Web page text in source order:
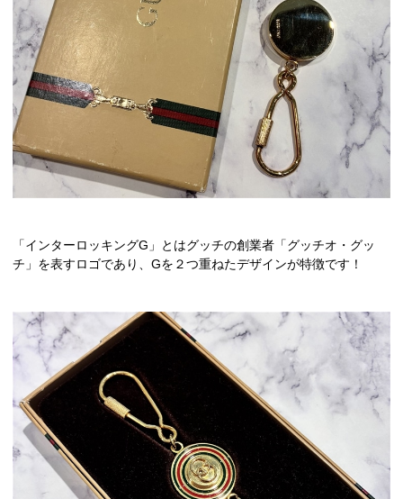
「インターロッキングG」とはグッチの創業者「グッチオ・グッ
チ」を表すロゴであり、Gを２つ重ねたデザインが特徴です！